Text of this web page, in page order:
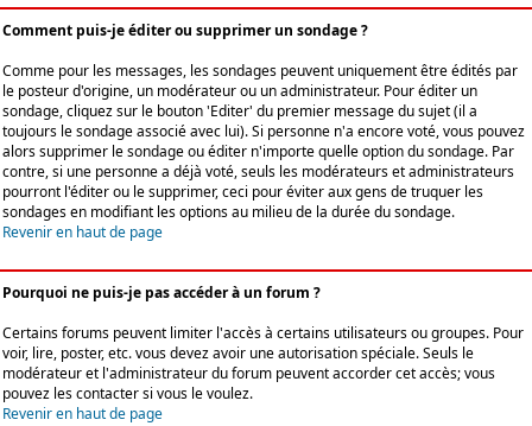
Comment puis-je éditer ou supprimer un sondage ?
Comme pour les messages, les sondages peuvent uniquement être édités par
le posteur d'origine, un modérateur ou un administrateur. Pour éditer un
sondage, cliquez sur le bouton 'Editer' du premier message du sujet (il a
toujours le sondage associé avec lui). Si personne n'a encore voté, vous pouvez
alors supprimer le sondage ou éditer n'importe quelle option du sondage. Par
contre, si une personne a déjà voté, seuls les modérateurs et administrateurs
pourront l'éditer ou le supprimer, ceci pour éviter aux gens de truquer les
sondages en modifiant les options au milieu de la durée du sondage.
Revenir en haut de page
Pourquoi ne puis-je pas accéder à un forum ?
Certains forums peuvent limiter l'accès à certains utilisateurs ou groupes. Pour
voir, lire, poster, etc. vous devez avoir une autorisation spéciale. Seuls le
modérateur et l'administrateur du forum peuvent accorder cet accès; vous
pouvez les contacter si vous le voulez.
Revenir en haut de page